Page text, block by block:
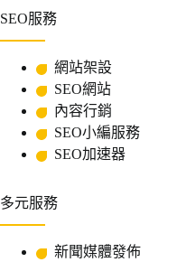
SEO服務
網站架設
SEO網站
內容行銷
SEO小編服務
SEO加速器
多元服務
新聞媒體發佈